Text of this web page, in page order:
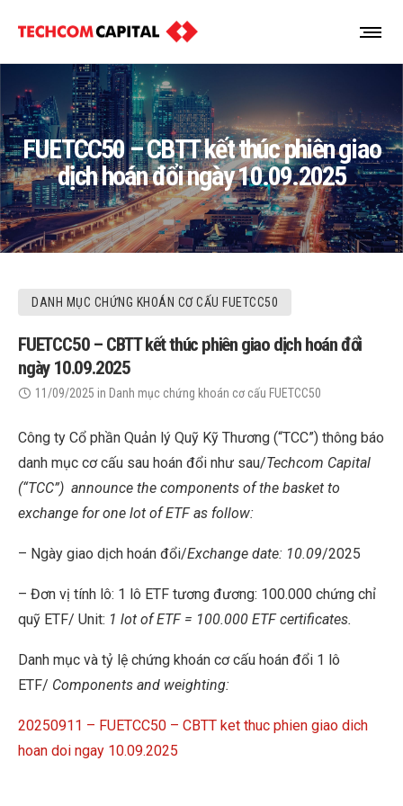
FUETCC50 – CBTT kết thúc phiên giao
dịch hoán đổi ngày 10.09.2025
DANH MỤC CHỨNG KHOÁN CƠ CẤU FUETCC50
FUETCC50 – CBTT kết thúc phiên giao dịch hoán đổi
ngày 10.09.2025
11/09/2025 in Danh mục chứng khoán cơ cấu FUETCC50
Công ty Cổ phần Quản lý Quỹ Kỹ Thương (“TCC”) thông báo
danh mục cơ cấu sau hoán đổi như sau/Techcom Capital
(“TCC”) announce the components of the basket to
exchange for one lot of ETF as follow:
– Ngày giao dịch hoán đổi/Exchange date: 10.09/2025
– Đơn vị tính lô: 1 lô ETF tương đương: 100.000 chứng chỉ
quỹ ETF/ Unit: 1 lot of ETF = 100.000 ETF certificates.
Danh mục và tỷ lệ chứng khoán cơ cấu hoán đổi 1 lô
ETF/ Components and weighting:
20250911 – FUETCC50 – CBTT ket thuc phien giao dich
hoan doi ngay 10.09.2025